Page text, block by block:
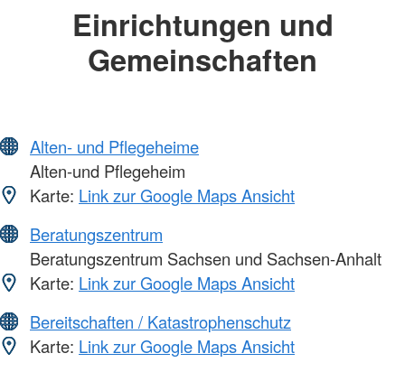
Einrichtungen und
Gemeinschaften
Alten- und Pflegeheime
Alten-und Pflegeheim
Karte: Link zur Google Maps Ansicht
Beratungszentrum
Beratungszentrum Sachsen und Sachsen-Anhalt
Karte: Link zur Google Maps Ansicht
Bereitschaften / Katastrophenschutz
Karte: Link zur Google Maps Ansicht